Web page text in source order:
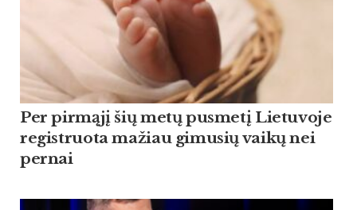
Per pirmąjį šių metų pusmetį Lietuvoje
registruota mažiau gimusių vaikų nei
pernai